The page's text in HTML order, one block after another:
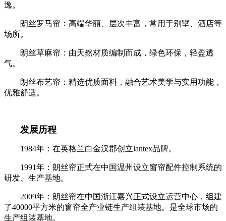
逸。
朗丝罗马帘：高端华丽、层次丰富，常用于别墅、酒店等
场所。
朗丝草麻帘：由天然材质编制而成，绿色环保，轻盈透
气。
朗丝布艺帘：精选优质面料，融合艺术美学与实用功能，
优雅舒适。
发展历程
1984年：在英格兰白金汉郡创立lantex品牌。
1991年：朗丝帘正式在中国温州设立窗帘配件控制系统的
研发、生产基地。
2009年：朗丝帘在中国浙江嘉兴正式设立运营中心，组建
了40000平方米的窗帘全产业链生产组装基地。是全球市场的
生产组装基地。